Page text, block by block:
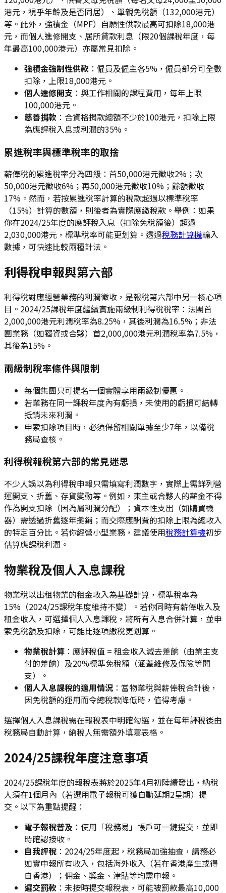
港元，視乎年齡及是否同居）、單親免稅額（132,000港元）
等。此外，強積金（MPF）自願性供款最高可扣除18,000港
元，而個人進修開支、居所貸款利息（限20個課稅年度，每
年最高100,000港元）亦屬常見扣除。
強積金強制性供款 ：僱員及僱主各5%，僱員部分可全數
扣除，上限18,000港元。
個人進修開支 ：與工作相關的課程費用，每年上限
100,000港元。
慈善捐款 ：合資格捐款總額不少於100港元，扣除上限
為應評稅入息或利潤的35%。
累進稅率與標準稅率的取捨
薪俸稅的累進稅率分為四級：首50,000港元徵收2%；次
50,000港元徵收6%；再50,000港元徵收10%；餘額徵收
17%。然而，若按累進稅率計算的稅款超過以標準稅率
（15%）計算的數額，則後者為實際應繳稅款。舉例：如果
你在2024/25年度的應評稅入息（扣除免稅額後）超過
2,030,000港元，標準稅率可能更划算。透過稅務計算機輸入
數據，可快速比較兩種計法。
利得稅申報與第六部
利得稅對應經營業務的利潤徵收，是報稅第六部中另一核心項
目。2024/25課稅年度繼續實施兩級制利得稅稅率：法團首
2,000,000港元利潤稅率為8.25%，其後利潤為16.5%；非法
團業務（如獨資或合夥）首2,000,000港元利潤稅率為7.5%，
其後為15%。
兩級制稅率條件與限制
每個集團只可提名一個實體享用兩級制優惠。
若業務在同一課稅年度內有虧損，未使用的虧損可結轉
抵銷未來利潤。
申索扣除項目時，必須保留相關單據至少7年，以備稅
務局查核。
利得稅報稅第六部的常見迷思
不少人誤以為利得稅申報只需填寫利潤數字，實際上需詳列營
運開支、折舊、存貨變動等。例如，東主或合夥人的薪金不得
作為開支扣除（因為屬利潤分配）；資本性支出（如購買機
器）需透過折舊逐年攤銷；而交際應酬費的扣除上限為總收入
的特定百分比。若你經營小型業務，建議使用稅務計算機初步
估算應課稅利潤。
物業稅及個人入息課稅
物業稅以出租物業的租金收入為基礎計算，標準稅率為
15%（2024/25課稅年度維持不變）。若你同時有薪俸收入及
租金收入，可選擇個人入息課稅，將所有入息合併計算，並申
索免稅額及扣除，可能比逐項繳稅更划算。
物業稅計算 ：應評稅值 = 租金收入減去差餉（由業主支
付的差餉）及20%標準免稅額（涵蓋維修及保險等開
支）。
個人入息課稅的適用情況 ：當物業稅與薪俸稅合計後，
因免稅額的運用而令總稅款降低時，值得考慮。
選擇個人入息課稅需在報稅表中明確勾選，並在每年評稅後由
稅務局自動計算，納稅人無需額外填寫表格。
2024/25課稅年度注意事項
2024/25課稅年度的報稅表將於2025年4月初陸續發出，納稅
人須在1個月內（若選用電子報稅可獲自動延期2星期）提
交。以下為重點提醒：
電子報稅普及 ：使用「稅務易」帳戶可一鍵提交，並即
時確認接收。
自我評稅 ：2024/25年度起，稅務局加強抽查，請務必
如實申報所有收入，包括海外收入（若在香港產生或得
自香港）；佣金、獎金、津貼等均需申報。
遲交罰款 ：未按時提交報稅表，可能被罰款最高10,000